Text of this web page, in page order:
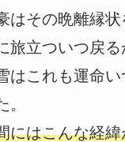
はその晩離縁状
旅立ついつ戻
はこれも運命
にはこんな経